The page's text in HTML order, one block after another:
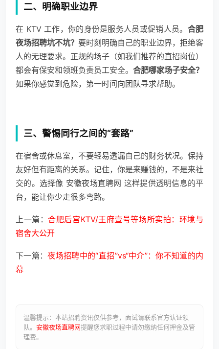
二、明确职业边界
在 KTV 工作，你的身份是服务人员或促销人员。 合肥
夜场招聘坑不坑？ 要时刻明确自己的职业边界，拒绝客
人的无理要求。正规的场子（如我们推荐的直招岗位）
都会有保安和领班负责员工安全。 合肥哪家场子安全？
如果你感觉到危险，第一时间向团队寻求帮助。
三、警惕同行之间的“套路”
在宿舍或休息室，不要轻易透漏自己的财务状况。保持
友好但有距离的关系。记住，你是来赚钱的，不是来社
交的。选择像 安徽夜场直聘网 这样提供透明信息的平
台，能让你少走很多弯路。
上一篇：合肥后宫KTV/王府壹号等场所实拍：环境与
宿舍大公开
下一篇：夜场招聘中的“直招”vs“中介”：你不知道的内
幕
温馨提示：本站招聘资讯仅供参考，面试请联系官方认证领
队。 安徽夜场直聘网提醒您求职过程中请勿缴纳任何押金及管
理费。